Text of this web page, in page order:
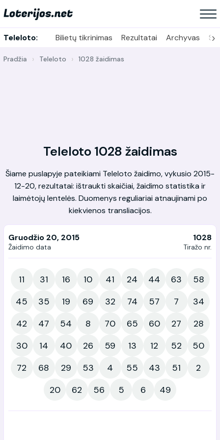
Teleloto: Bilietų tikrinimas Rezultatai Archyvas ›
Pradžia Teleloto 1028 žaidimas
Teleloto 1028 žaidimas
Šiame puslapyje pateikiami Teleloto žaidimo, vykusio 2015-
12-20, rezultatai: ištraukti skaičiai, žaidimo statistika ir
laimėtojų lentelės. Duomenys reguliariai atnaujinami po
kiekvienos transliacijos.
Gruodžio 20, 2015
Žaidimo data
1028
Tiražo nr.
11 31 16 10 41 24 44 63
58
45
35 19 69 32 74 57 7
34
42
47 54 8 70 65 60 27
28
30
14 40 26 59 13 12 52
50
72
68 29 53 4 55 43 51
2
20
62 56 5 6 49